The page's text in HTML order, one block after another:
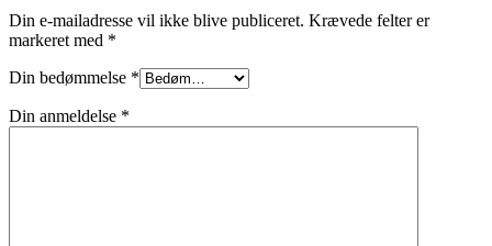
Din e-mailadresse vil ikke blive publiceret. Krævede felter er
markeret med *
Din bedømmelse *
Din anmeldelse *